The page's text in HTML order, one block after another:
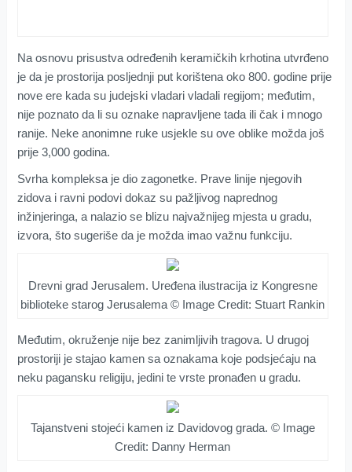
Na osnovu prisustva određenih keramičkih krhotina utvrđeno
je da je prostorija posljednji put korištena oko 800. godine prije
nove ere kada su judejski vladari vladali regijom; međutim,
nije poznato da li su oznake napravljene tada ili čak i mnogo
ranije. Neke anonimne ruke usjekle su ove oblike možda još
prije 3,000 godina.
Svrha kompleksa je dio zagonetke. Prave linije njegovih
zidova i ravni podovi dokaz su pažljivog naprednog
inžinjeringa, a nalazio se blizu najvažnijeg mjesta u gradu,
izvora, što sugeriše da je možda imao važnu funkciju.
Drevni grad Jerusalem. Uređena ilustracija iz Kongresne
biblioteke starog Jerusalema © Image Credit: Stuart Rankin
Međutim, okruženje nije bez zanimljivih tragova. U drugoj
prostoriji je stajao kamen sa oznakama koje podsjećaju na
neku pagansku religiju, jedini te vrste pronađen u gradu.
Tajanstveni stojeći kamen iz Davidovog grada. © Image
Credit: Danny Herman